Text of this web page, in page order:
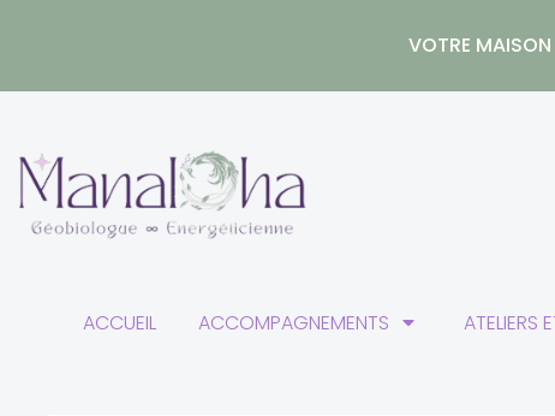
VOTRE MAISON
ACCUEIL ACCOMPAGNEMENTS ATELIERS